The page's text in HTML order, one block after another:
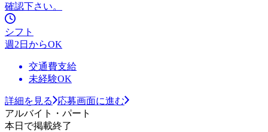
確認下さい。
シフト
週2日からOK
交通費支給
未経験OK
詳細を見る
応募画面に進む
アルバイト・パート
本日で掲載終了